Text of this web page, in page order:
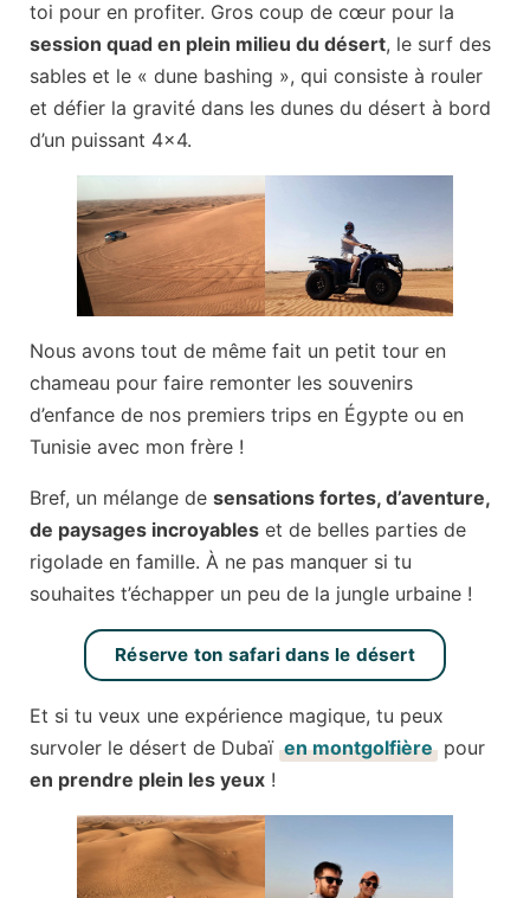
toi pour en profiter. Gros coup de cœur pour la
session quad en plein milieu du désert, le surf des
sables et le « dune bashing », qui consiste à rouler
et défier la gravité dans les dunes du désert à bord
d’un puissant 4×4.
Nous avons tout de même fait un petit tour en
chameau pour faire remonter les souvenirs
d’enfance de nos premiers trips en Égypte ou en
Tunisie avec mon frère !
Bref, un mélange de sensations fortes, d’aventure,
de paysages incroyables et de belles parties de
rigolade en famille. À ne pas manquer si tu
souhaites t’échapper un peu de la jungle urbaine !
Réserve ton safari dans le désert
Et si tu veux une expérience magique, tu peux
survoler le désert de Dubaï en montgolfière pour
en prendre plein les yeux !